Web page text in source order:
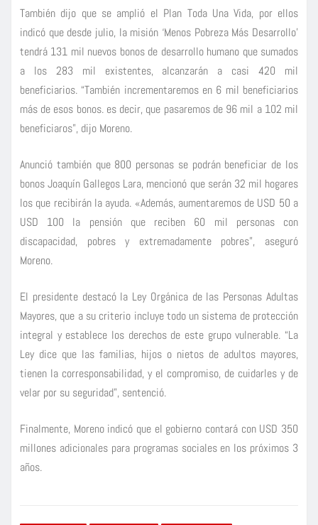
También dijo que se amplió el Plan Toda Una Vida, por ellos
indicó que desde julio, la misión ‘Menos Pobreza Más Desarrollo’
tendrá 131 mil nuevos bonos de desarrollo humano que sumados
a los 283 mil existentes, alcanzarán a casi 420 mil
beneficiarios. “También incrementaremos en 6 mil beneficiarios
más de esos bonos. es decir, que pasaremos de 96 mil a 102 mil
beneficiaros”, dijo Moreno.
Anunció también que 800 personas se podrán beneficiar de los
bonos Joaquín Gallegos Lara, mencionó que serán 32 mil hogares
los que recibirán la ayuda. «Además, aumentaremos de USD 50 a
USD 100 la pensión que reciben 60 mil personas con
discapacidad, pobres y extremadamente pobres”, aseguró
Moreno.
El presidente destacó la Ley Orgánica de las Personas Adultas
Mayores, que a su criterio incluye todo un sistema de protección
integral y establece los derechos de este grupo vulnerable. “La
Ley dice que las familias, hijos o nietos de adultos mayores,
tienen la corresponsabilidad, y el compromiso, de cuidarles y de
velar por su seguridad”, sentenció.
Finalmente, Moreno indicó que el gobierno contará con USD 350
millones adicionales para programas sociales en los próximos 3
años.